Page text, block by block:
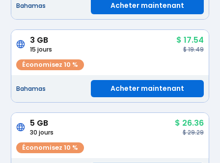
Bahamas Acheter maintenant
3 GB $ 17.54
15 jours $ 19.49
Économisez 10 %
Bahamas Acheter maintenant
5 GB $ 26.36
30 jours $ 29.29
Économisez 10 %